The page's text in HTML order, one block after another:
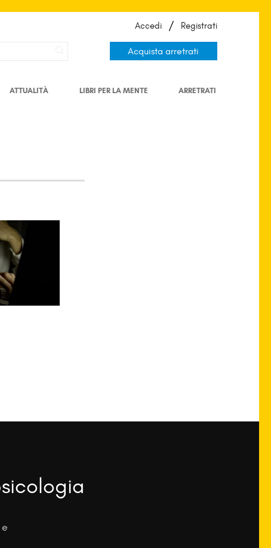
Acquista arretrati
Accedi / Registrati
ATTUALITÀ LIBRI PER LA MENTE ARRETRATI